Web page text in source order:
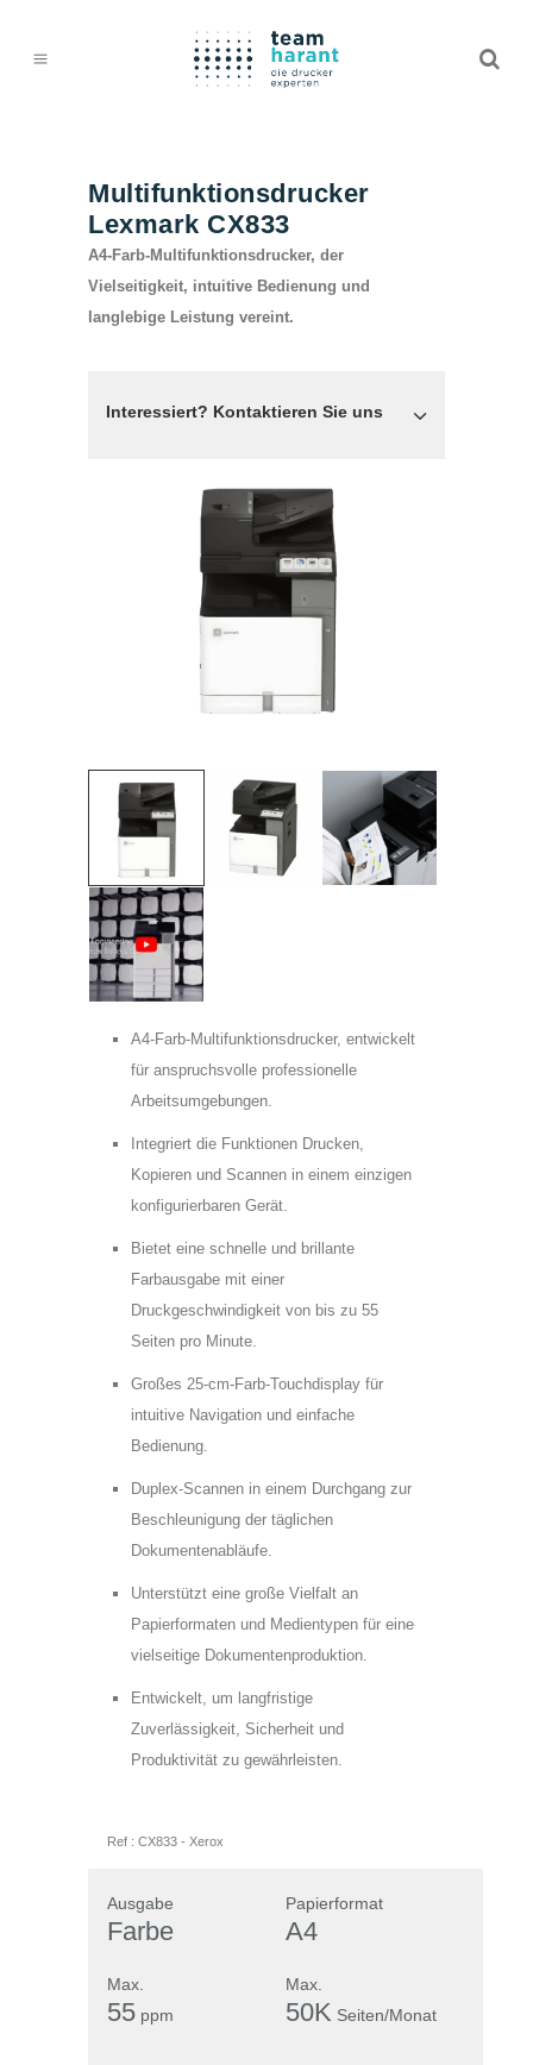
Multifunktionsdrucker
Lexmark CX833
A4-Farb-Multifunktionsdrucker, der
Vielseitigkeit, intuitive Bedienung und
langlebige Leistung vereint.
Interessiert? Kontaktieren Sie uns
TEAM HARANT GMBH & CO. KG
Postleitzahl:
Feld
leer.
Feld
leer.
Ja, ich habe die
Datenschutzerklärung zur Kenntnis
streng zweckgebunden zur Bearbeitung
und Beantwortung meiner Anfrage
benutzt. Mit dem Absenden des
A4-Farb-Multifunktionsdrucker, entwickelt
für anspruchsvolle professionelle
Arbeitsumgebungen.
Integriert die Funktionen Drucken,
Kopieren und Scannen in einem einzigen
konfigurierbaren Gerät.
Bietet eine schnelle und brillante
Farbausgabe mit einer
Druckgeschwindigkeit von bis zu 55
Seiten pro Minute.
Großes 25-cm-Farb-Touchdisplay für
intuitive Navigation und einfache
Bedienung.
Duplex-Scannen in einem Durchgang zur
Beschleunigung der täglichen
Dokumentenabläufe.
Unterstützt eine große Vielfalt an
Papierformaten und Medientypen für eine
vielseitige Dokumentenproduktion.
Entwickelt, um langfristige
Zuverlässigkeit, Sicherheit und
Produktivität zu gewährleisten.
Ref : CX833 - Xerox
Ausgabe
Farbe
Papierformat
A4
Max.
55 ppm
Max.
50K Seiten/Monat